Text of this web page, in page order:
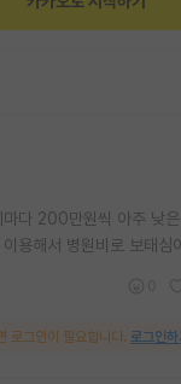
마다 200만원씩 아주 낮
용해서 병원비로 보태심
로그인이 필요합니다. 로그인하